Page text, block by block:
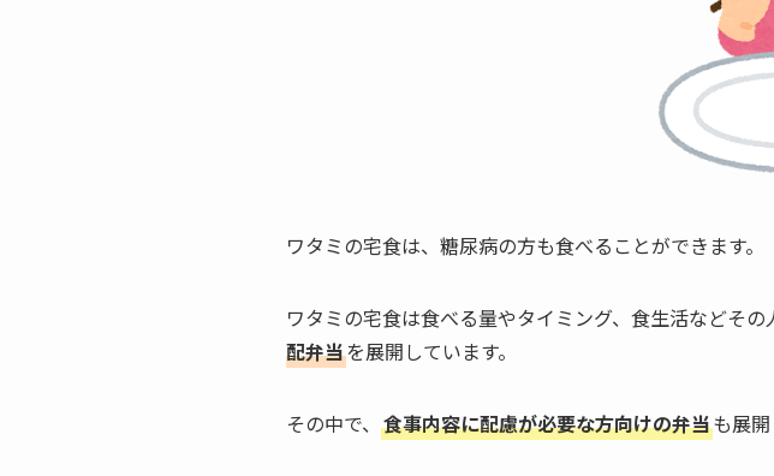
ワタミの宅食は、糖尿病の方も食べることができます。
ワタミの宅食は食べる量やタイミング、食生活などそ
配弁当を展開しています。
その中で、 食事内容に配慮が必要な方向けの弁当も展開